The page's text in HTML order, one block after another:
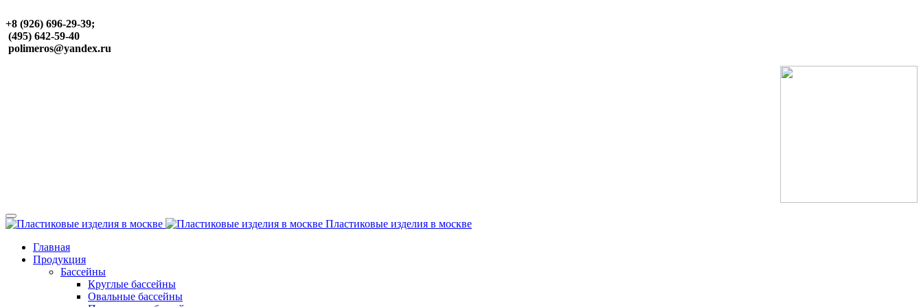
+8 (926) 696-29-39;
(495) 642-59-40
polimeros@yandex.ru
Пластиковые изделия в москве
Главная
Продукция
Бассейны
Круглые бассейны
Овальные бассейны